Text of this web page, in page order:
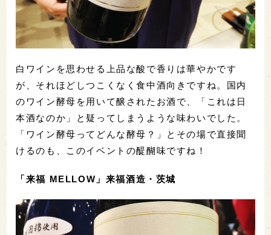
白ワインを思わせる上品な酸で香りは華やかです
が、それほどしつこくなく食中酒向きですね。国内
のワイン酵母を用いて醸されたお酒で、「これは日
本酒なのか」と疑ってしまうような味わいでした。
「ワイン酵母ってどんな酵母？」とその場で直接聞
けるのも、このイベントの醍醐味ですね！
「来福 MELLOW」来福酒造・茨城